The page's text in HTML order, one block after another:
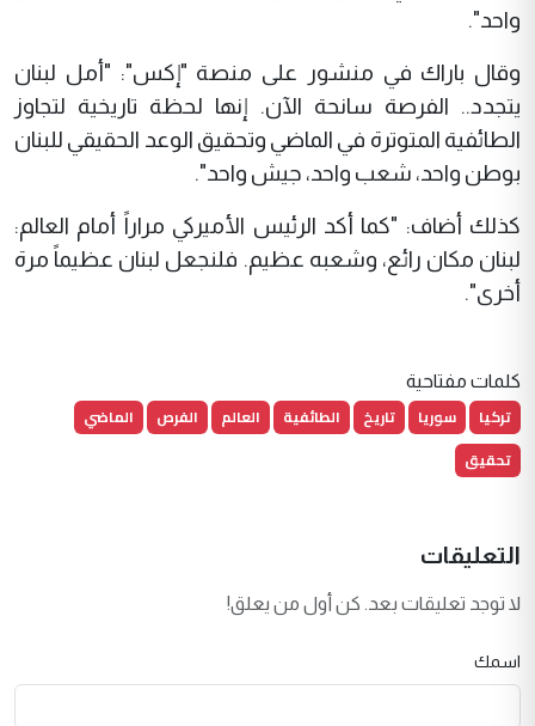
واحد".
وقال باراك في منشور على منصة "إكس": "أمل لبنان
يتجدد.. الفرصة سانحة الآن. إنها لحظة تاريخية لتجاوز
الطائفية المتوترة في الماضي وتحقيق الوعد الحقيقي للبنان
بوطن واحد، شعب واحد، جيش واحد".
كذلك أضاف: "كما أكد الرئيس الأميركي مراراً أمام العالم:
لبنان مكان رائع، وشعبه عظيم. فلنجعل لبنان عظيماً مرة
أخرى".
كلمات مفتاحية
تركيا سوريا تاريخ الطائفية العالم الفرص
الماضي
تحقيق
التعليقات
لا توجد تعليقات بعد. كن أول من يعلق!
اسمك